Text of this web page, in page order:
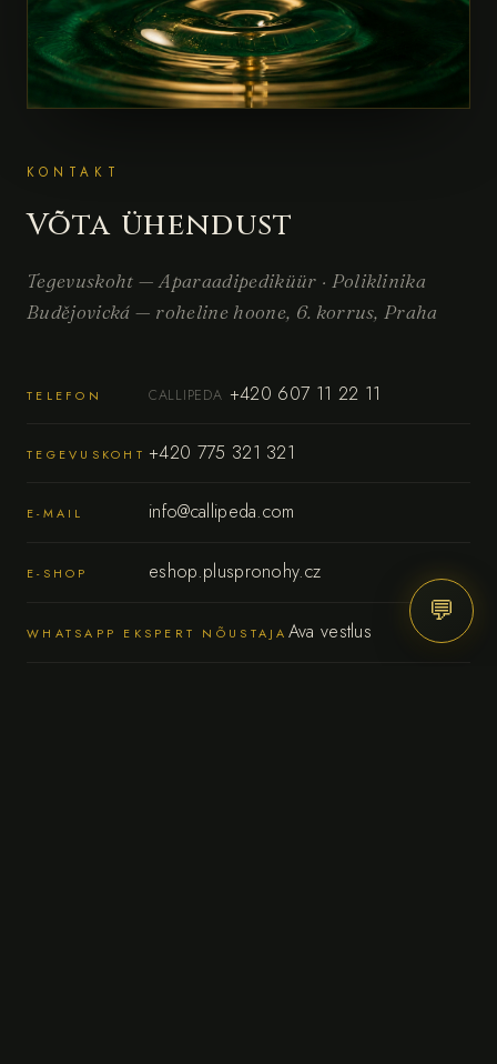
KONTAKT
Võta ühendust
Tegevuskoht — Aparaadipediküür · Poliklinika
Budějovická — roheline hoone, 6. korrus, Praha
TELEFON CALLIPEDA +420 607 11 22 11
TEGEVUSKOHT +420 775 321 321
E-MAIL info@callipeda.com
E-SHOP eshop.pluspronohy.cz
WHATSAPP EKSPERT NÕUSTAJA Ava vestlus
💬